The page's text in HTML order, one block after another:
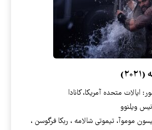
متحده آمریکا، کانادا
ویلنوو
موموآ، تیموتی شالامه ، ربکا فرگوسن ،